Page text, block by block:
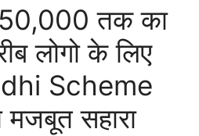
₹50,000 तक का
लोगो के लिए
Scheme
मजबूत सहारा